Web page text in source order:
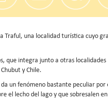
Traful, una localidad turística cuyo
que integra junto a otras localidades
y Chile.
un fenómeno bastante peculiar por
el lecho del lago y que sobresalen en